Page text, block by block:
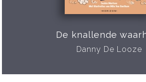
De knallende
Danny De Looze